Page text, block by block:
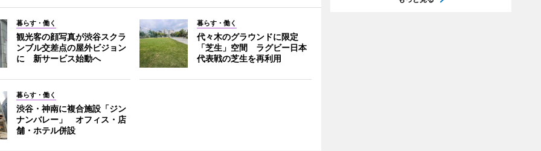
暮らす・働く
観光客の顔写真が渋谷スクラ
ンブル交差点の屋外ビジョン
に 新サービス始動へ
暮らす・働く
代々木のグラウンドに限定
「芝生」空間 ラグビー日本
代表戦の芝生を再利用
暮らす・働く
渋谷・神南に複合施設「ジン
ナンバレー」 オフィス・店
舗・ホテル併設